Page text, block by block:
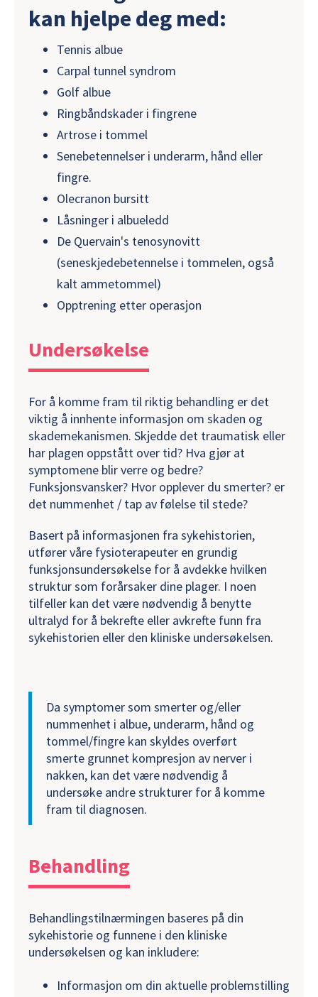
kan hjelpe deg med:
Tennis albue
Carpal tunnel syndrom
Golf albue
Ringbåndskader i fingrene
Artrose i tommel
Senebetennelser i underarm, hånd eller
fingre.
Olecranon bursitt
Låsninger i albueledd
De Quervain's tenosynovitt
(seneskjedebetennelse i tommelen, også
kalt ammetommel)
Opptrening etter operasjon
Undersøkelse
For å komme fram til riktig behandling er det
viktig å innhente informasjon om skaden og
skademekanismen. Skjedde det traumatisk eller
har plagen oppstått over tid? Hva gjør at
symptomene blir verre og bedre?
Funksjonsvansker? Hvor opplever du smerter? er
det nummenhet / tap av følelse til stede?
Basert på informasjonen fra sykehistorien,
utfører våre fysioterapeuter en grundig
funksjonsundersøkelse for å avdekke hvilken
struktur som forårsaker dine plager. I noen
tilfeller kan det være nødvendig å benytte
ultralyd for å bekrefte eller avkrefte funn fra
sykehistorien eller den kliniske undersøkelsen.
Da symptomer som smerter og/eller
nummenhet i albue, underarm, hånd og
tommel/fingre kan skyldes overført
smerte grunnet kompresjon av nerver i
nakken, kan det være nødvendig å
undersøke andre strukturer for å komme
fram til diagnosen.
Behandling
Behandlingstilnærmingen baseres på din
sykehistorie og funnene i den kliniske
undersøkelsen og kan inkludere:
Informasjon om din aktuelle problemstilling